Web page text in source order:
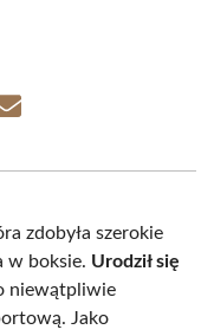
Share
zdobyła szerokie
w boksie. Urodził się
niewątpliwie
Jako